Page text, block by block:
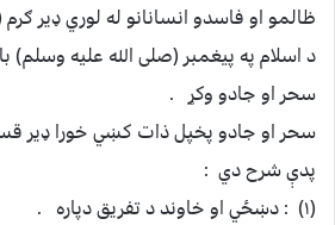
ظالمو او فاسدو انسانانو له لوري ډير
د اسلام په پيغمبر (صلی الله عليه وسلم)
سحر او جادو وکړ .
سحر او جادو پخپل ذات کښي خورا ډير
پدې شرح دي :
(۱) : دښځي او خاوند د تفريق دپاره .